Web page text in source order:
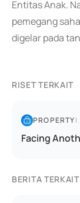
Entitas Anak.
pemegang
digelar pada
RISET TERKAIT
PROPERTY|
Facing
BERITA TERKAIT